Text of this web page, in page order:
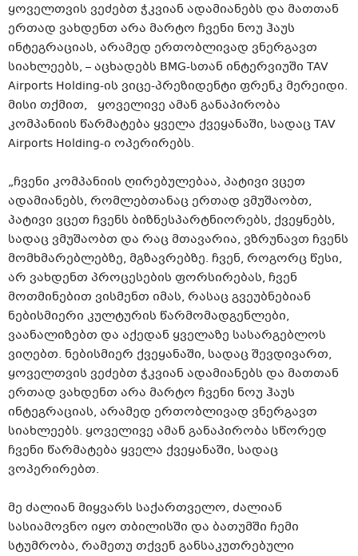
ყოველთვის ვეძებთ ჭკვიან ადამიანებს და მათთან
ერთად ვახდენთ არა მარტო ჩვენი ნოუ ჰაუს
ინტეგრაციას, არამედ ერთობლივად ვნერგავთ
სიახლეებს, – აცხადებს BMG-სთან ინტერვიუში TAV
Airports Holding-ის ვიცე-პრეზიდენტი ფრენკ მერეიდი.
მისი თქმით, ყოველივე ამან განაპირობა
კომპანიის წარმატება ყველა ქვეყანაში, სადაც TAV
Airports Holding-ი ოპერირებს.
„ჩვენი კომპანიის ღირებულებაა, პატივი ვცეთ
ადამიანებს, რომლებთანაც ერთად ვმუშაობთ,
პატივი ვცეთ ჩვენს ბიზნესპარტნიორებს, ქვეყნებს,
სადაც ვმუშაობთ და რაც მთავარია, ვზრუნავთ ჩვენს
მომხმარებლებზე, მგზავრებზე. ჩვენ, როგორც წესი,
არ ვახდენთ პროცესების ფორსირებას, ჩვენ
მოთმინებით ვისმენთ იმას, რასაც გვეუბნებიან
ნებისმიერი კულტურის წარმომადგენლები,
ვაანალიზებთ და აქედან ყველაზე სასარგებლოს
ვიღებთ. ნებისმიერ ქვეყანაში, სადაც შევდივართ,
ყოველთვის ვეძებთ ჭკვიან ადამიანებს და მათთან
ერთად ვახდენთ არა მარტო ჩვენი ნოუ ჰაუს
ინტეგრაციას, არამედ ერთობლივად ვნერგავთ
სიახლეებს. ყოველივე ამან განაპირობა სწორედ
ჩვენი წარმატება ყველა ქვეყანაში, სადაც
ვოპერირებთ.
მე ძალიან მიყვარს საქართველო, ძალიან
სასიამოვნო იყო თბილისში და ბათუმში ჩემი
სტუმრობა, რამეთუ თქვენ განსაკუთრებული